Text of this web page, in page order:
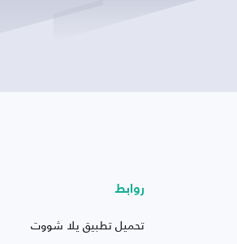
روابط
تحميل تطبيق يلا شووت